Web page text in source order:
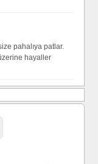
pahalıya patlar.
hayaller